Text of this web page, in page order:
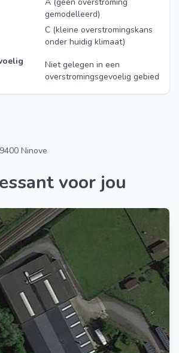
gemodelleerd)
C (kleine overstromingskans
onder huidig klimaat)
Niet gelegen in een
overstromingsgevoelig gebied
Ninove
voor jou